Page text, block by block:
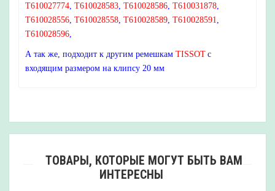
T610027774, T610028583, T610028586, T610031878,
T610028556, T610028558, T610028589, T610028591,
T610028596,
А так же, подходит к другим ремешкам TISSOT с
входящим размером на клипсу 20 мм
ТОВАРЫ, КОТОРЫЕ МОГУТ БЫТЬ ВАМ
ИНТЕРЕСНЫ